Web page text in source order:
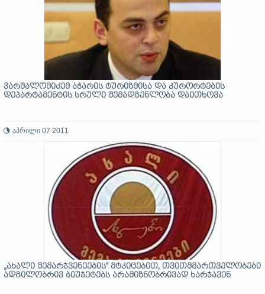
ვარშალომიძემ აჭარის ტურიზმისა და კურორტების
დეპარტამენტის სრული შემადგენლობა დაითხოვა
აპრილი 07 2011
„ახალი მემარჯვენეების“ მტკიცებით, თვითმმართველობები
ადგილობრივ ბიუჯეტებს არამიზნობრივად ხარჯავენ